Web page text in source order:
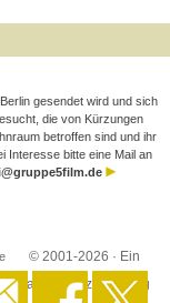
gesendet wird und sich
die von Kürzungen
betroffen sind und ihr
Interesse bitte eine Mail an
© 2001-2026 · Ein
·Datenschutzerklärung